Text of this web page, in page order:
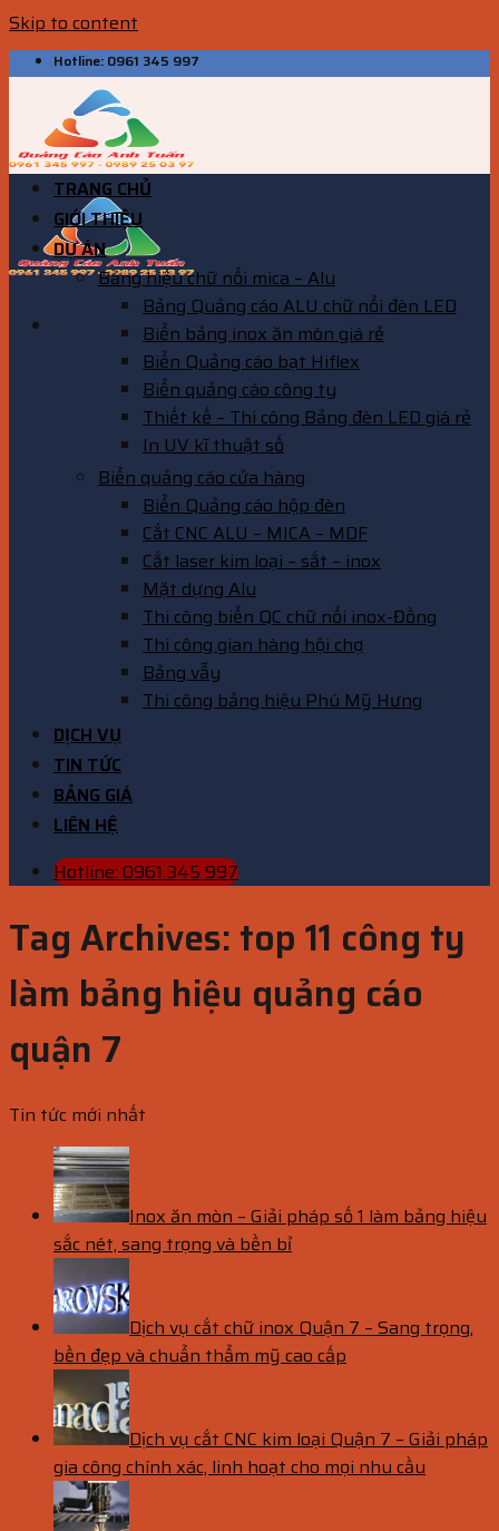
Skip to content
Hotline: 0961 345 997
TRANG CHỦ
GIỚI THIỆU
DỰ ÁN
Bảng hiệu chữ nổi mica – Alu
Bảng Quảng cáo ALU chữ nổi đèn LED
Biển bảng inox ăn mòn giá rẻ
Biển Quảng cáo bạt Hiflex
Biển quảng cáo công ty
Thiết kế – Thi công Bảng đèn LED giá rẻ
In UV kĩ thuật số
Biển quảng cáo cửa hàng
Biển Quảng cáo hộp đèn
Cắt CNC ALU – MICA – MDF
Cắt laser kim loại – sắt – inox
Mặt dựng Alu
Thi công biển QC chữ nổi inox-Đồng
Thi công gian hàng hội chợ
Bảng vẫy
Thi công bảng hiệu Phú Mỹ Hưng
DỊCH VỤ
TIN TỨC
BẢNG GIÁ
LIÊN HỆ
Hotline: 0961 345 997
Tag Archives: top 11 công ty
làm bảng hiệu quảng cáo
quận 7
Tin tức mới nhất
Inox ăn mòn – Giải pháp số 1 làm bảng hiệu
sắc nét, sang trọng và bền bỉ
Dịch vụ cắt chữ inox Quận 7 – Sang trọng,
bền đẹp và chuẩn thẩm mỹ cao cấp
Dịch vụ cắt CNC kim loại Quận 7 – Giải pháp
gia công chính xác, linh hoạt cho mọi nhu cầu